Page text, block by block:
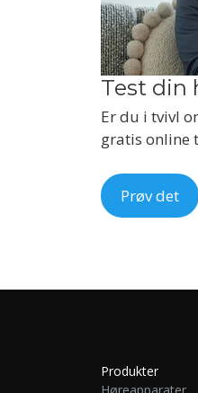
Test din
Er du i tvivl
gratis online
Prøv det
Produkter